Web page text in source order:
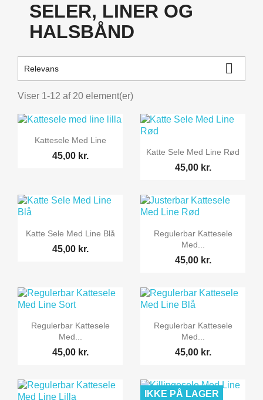
SELER, LINER OG
HALSBÅND
Relevans 
Viser 1-12 af 20 element(er)
 Vis her
Kattesele Med Line
45,00 kr.  Vis her
Katte Sele Med Line Rød
45,00 kr.
 Vis her
Katte Sele Med Line Blå
45,00 kr.
 Vis her
Regulerbar Kattesele
Med...
45,00 kr.
 Vis her
Regulerbar Kattesele
Med...
45,00 kr.
 Vis her
Regulerbar Kattesele
Med...
45,00 kr.
IKKE PÅ LAGER